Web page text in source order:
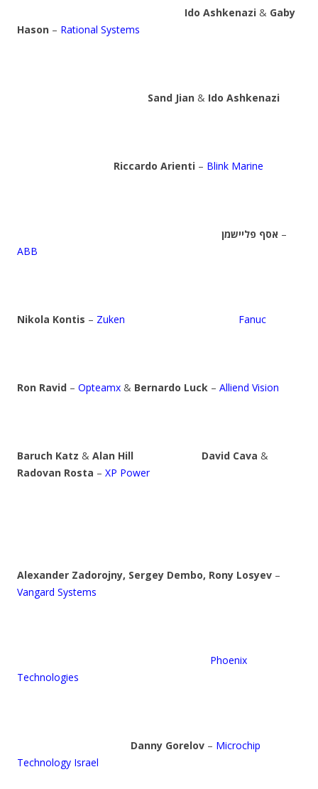
Ido Ashkenazi & Gaby
Hason – Rational Systems
Sand Jian & Ido Ashkenazi
Riccardo Arienti – Blink Marine
אסף פליישמן –
ABB
Nikola Kontis – Zuken Fanuc
Ron Ravid – Opteamx & Bernardo Luck – Alliend Vision
Baruch Katz & Alan Hill David Cava &
Radovan Rosta – XP Power
Alexander Zadorojny, Sergey Dembo, Rony Losyev –
Vangard Systems
Phoenix
Technologies
Danny Gorelov – Microchip
Technology Israel